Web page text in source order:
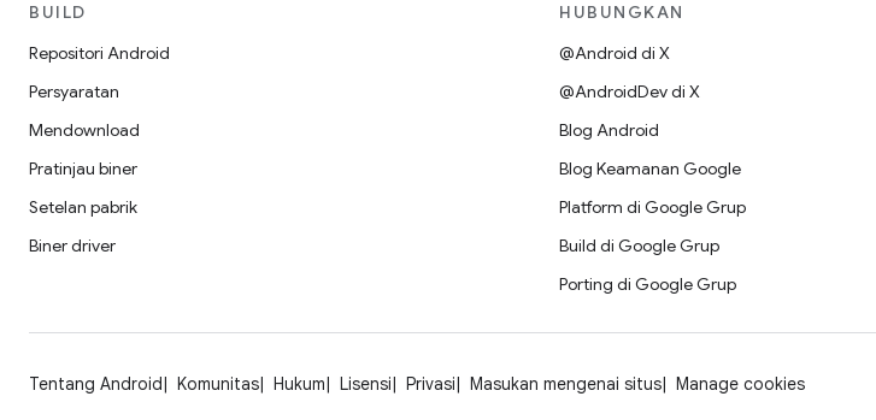
BUILD
Repositori Android
Persyaratan
Mendownload
Pratinjau biner
Setelan pabrik
Biner driver
HUBUNGKAN
@Android di X
@AndroidDev di X
Blog Android
Blog Keamanan Google
Platform di Google Grup
Build di Google Grup
Porting di Google Grup
Tentang Android Komunitas Hukum Lisensi Privasi Masukan mengenai situs Manage cookies